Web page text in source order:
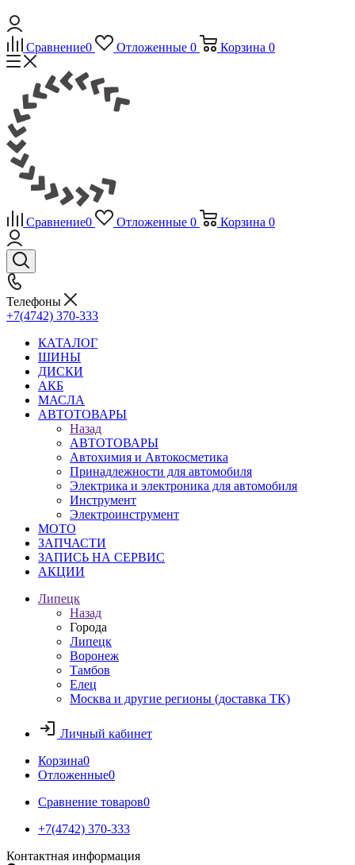
Сравнение0 Отложенные 0 Корзина 0
Сравнение0 Отложенные 0 Корзина 0
Телефоны
+7(4742) 370-333
КАТАЛОГ
ШИНЫ
ДИСКИ
АКБ
МАСЛА
АВТОТОВАРЫ
Назад
АВТОТОВАРЫ
Автохимия и Автокосметика
Принадлежности для автомобиля
Электрика и электроника для автомобиля
Инструмент
Электроинструмент
МОТО
ЗАПЧАСТИ
ЗАПИСЬ НА СЕРВИС
АКЦИИ
Липецк
Назад
Города
Липецк
Воронеж
Тамбов
Елец
Москва и другие регионы (доставка ТК)
Личный кабинет
Корзина0
Отложенные0
Сравнение товаров0
+7(4742) 370-333
Контактная информация